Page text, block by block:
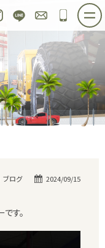
Instagram
LINE お問い合わせ
048-
ご購入プラン
買取＆オーダー
会社概要
公式ブログ
2024/09/15
ブログ
す。